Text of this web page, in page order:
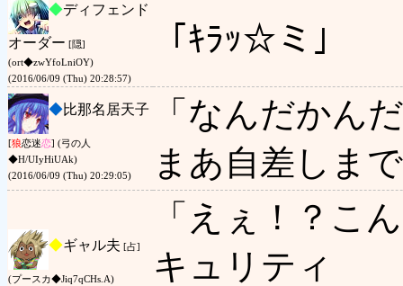
◆ディフェンド
オーダー [隠]
(ort◆zwYfoLniOY)
(2016/06/09 (Thu) 20:28:57)
「ｷﾗｯ☆ミ」
◆比那名居天子
[狼恋迷恋] (弓の人
◆H/UIyHiUAk)
(2016/06/09 (Thu) 20:29:05)
「なんだかん
まあ自差しま
◆ギャル夫 [占]
(プースカ◆Jiq7qCHs.A)
「えぇ！？こ
キュリティ